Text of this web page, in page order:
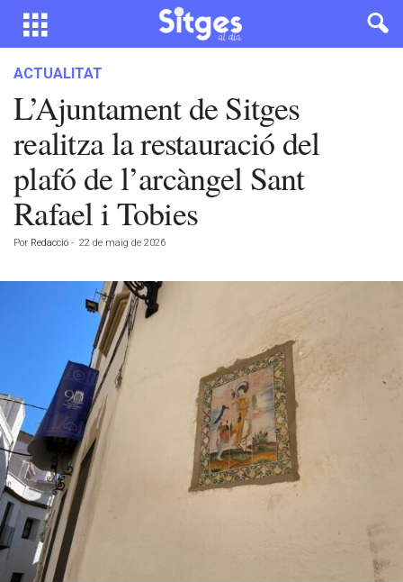
ACTUALITAT
L’Ajuntament de Sitges
realitza la restauració del
plafó de l’arcàngel Sant
Rafael i Tobies
Por Redacció - 22 de maig de 2026